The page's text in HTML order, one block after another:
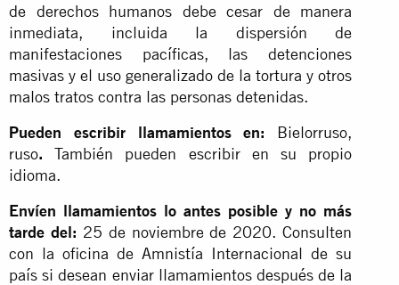
de derechos humanos debe cesar de manera
inmediata, incluida la dispersión de
manifestaciones pacíficas, las detenciones
masivas y el uso generalizado de la tortura y otros
malos tratos contra las personas detenidas.
Pueden escribir llamamientos en: Bielorruso,
ruso.También pueden escribir en su propio
idioma.
Envíen llamamientos lo antes posible y no más
tarde del: 25 de noviembre de 2020. Consulten
con la oficina de Amnistía Internacional de su
país si desean enviar llamamientos después de la